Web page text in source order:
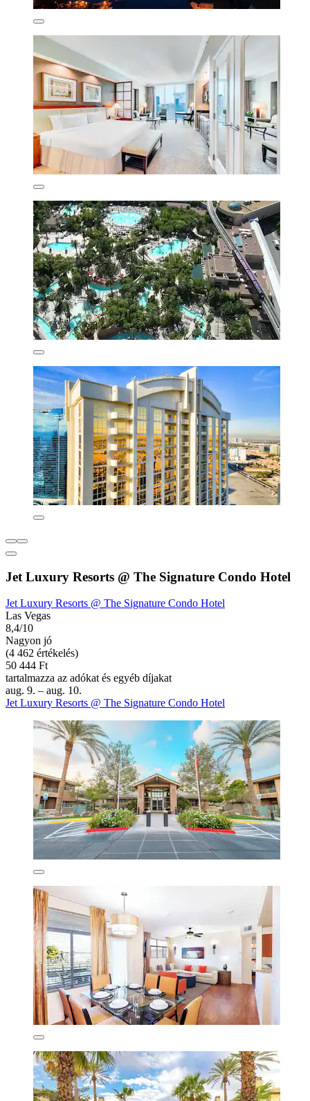
Jet Luxury Resorts @ The Signature Condo Hotel
Jet Luxury Resorts @ The Signature Condo Hotel
Las Vegas
8,4/10
Nagyon jó
(4 462 értékelés)
50 444 Ft
tartalmazza az adókat és egyéb díjakat
aug. 9. – aug. 10.
Jet Luxury Resorts @ The Signature Condo Hotel